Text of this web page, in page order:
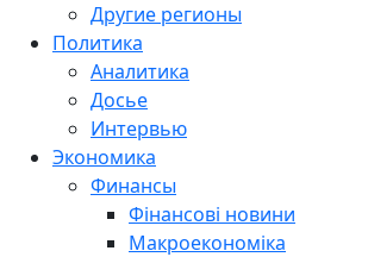
Другие регионы
Политика
Аналитика
Досье
Интервью
Экономика
Финансы
Фінансові новини
Макроекономіка